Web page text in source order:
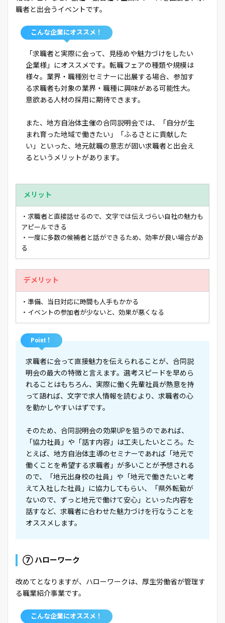
職者と出会うイベントです。
こんな企業にオススメ！
「求職者と実際に会って、見極めや魅力づけをしたい
企業様」にオススメです。転職フェアの種類や規模は
様々。業界・職種別セミナーに出展する場合、参加す
る求職者も対象の業界・職種に興味がある可能性大。
意欲ある人材の採用に期待できます。
また、地方自治体主催の合同説明会では、「自分が生
まれ育った地域で働きたい」「ふるさとに貢献した
い」といった、地元就職の意志が固い求職者と出会え
るというメリットがあります。
メリット
・求職者と直接話せるので、文字では伝えづらい自社の魅力も
アピールできる
・一度に多数の候補者と話ができるため、効率が良い場合があ
る
デメリット
・準備、当日対応に時間も人手もかかる
・イベントの参加者が少ないと、効果が悪くなる
Point！
求職者に会って直接魅力を伝えられることが、合同説
明会の最大の特徴と言えます。選考スピードを早めら
れることはもちろん、実際に働く先輩社員が熱意を持
って語れば、文字で求人情報を読むより、求職者の心
を動かしやすいはずです。
そのため、合同説明会の効果UPを狙うのであれば、
「協力社員」や「話す内容」は工夫したいところ。た
とえば、地方自治体主導のセミナーであれば「地元で
働くことを希望する求職者」が多いことが予想される
ので、「地元出身校の社員」や「地元で働きたいと考
えて入社した社員」に協力してもらい、「県外転勤が
ないので、ずっと地元で働けて安心」といった内容を
話すなど、求職者に合わせた魅力づけを行なうことを
オススメします。
⑦ ハローワーク
改めてとなりますが、ハローワークは、厚生労働省が管理す
る職業紹介事業です。
こんな企業にオススメ！